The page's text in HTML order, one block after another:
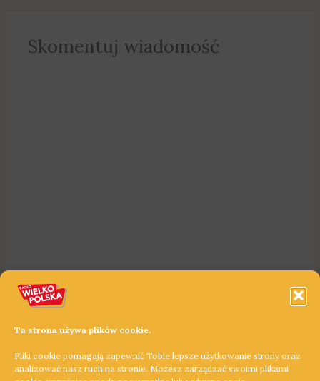
Ta strona używa plików cookie.
Pliki cookie pomagają zapewnić Tobie lepsze użytkowanie strony oraz
analizować nasz ruch na stronie. Możesz zarządzać swoimi plikami
Skomentuj wiadomość